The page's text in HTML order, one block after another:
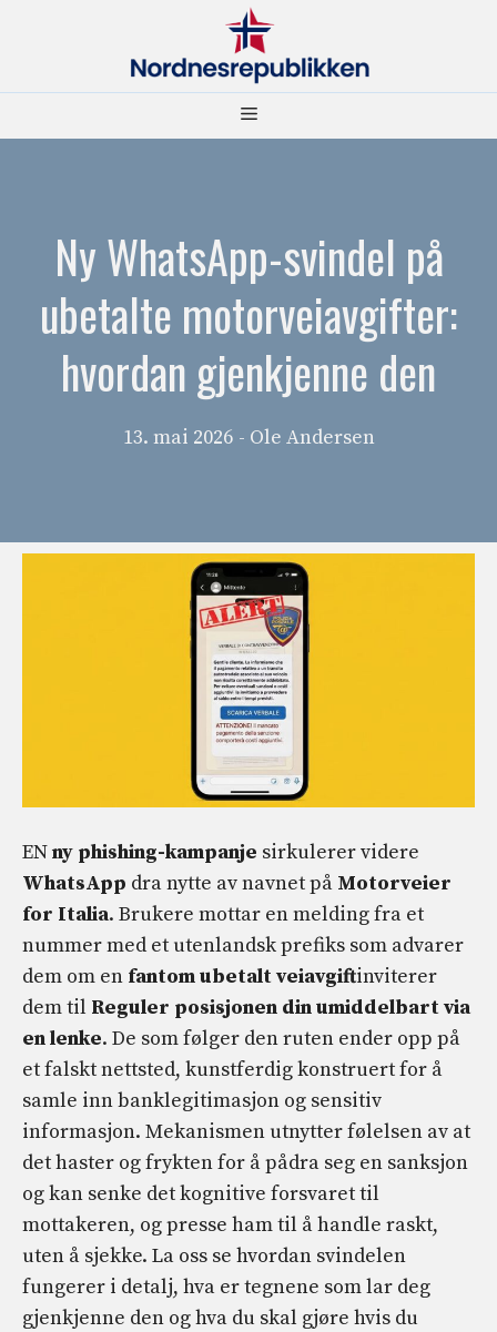
Meny
Ny WhatsApp-svindel på
ubetalte motorveiavgifter:
hvordan gjenkjenne den
13. mai 2026 - Ole Andersen
ENny phishing-kampanje sirkulerer videre
WhatsApp dra nytte av navnet på Motorveier
for Italia. Brukere mottar en melding fra et
nummer med et utenlandsk prefiks som advarer
dem om en fantom ubetalt veiavgiftinviterer
dem til Reguler posisjonen din umiddelbart via
en lenke. De som følger den ruten ender opp på
et falskt nettsted, kunstferdig konstruert for å
samle inn banklegitimasjon og sensitiv
informasjon. Mekanismen utnytter følelsen av at
det haster og frykten for å pådra seg en sanksjon
og kan senke det kognitive forsvaret til
mottakeren, og presse ham til å handle raskt,
uten å sjekke. La oss se hvordan svindelen
fungerer i detalj, hva er tegnene som lar deg
gjenkjenne den og hva du skal gjøre hvis du